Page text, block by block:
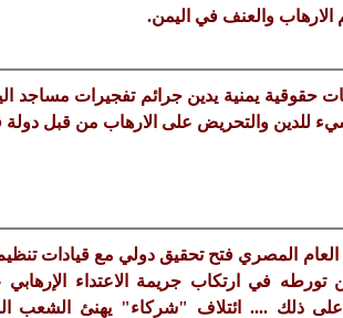
الارهاب والعنف في اليمن.
حقوقية يمنية يدين جرائم تفجيرات مساجد
للدين والتحريض على الارهاب من قبل دولة
المصري فتح تحقيق دولي مع قيادات
في ارتكاب جريمة الاعتداء الإرهابي
ذلك .... ائتلاف "شركاء" يهنئ الشعب